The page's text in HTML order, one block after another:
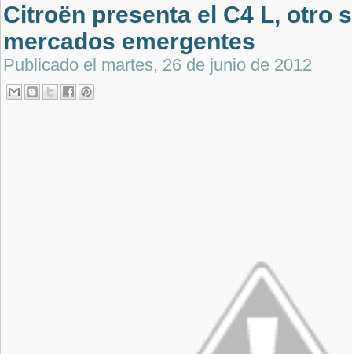
Citroën presenta el C4 L, otro
mercados emergentes
Publicado el martes, 26 de junio de 2012